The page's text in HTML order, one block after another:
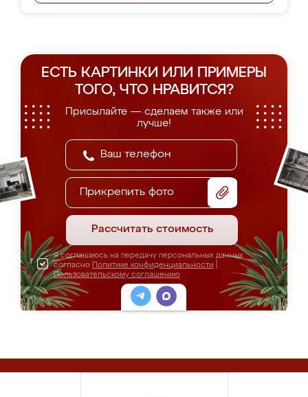
ЕСТЬ КАРТИНКИ ИЛИ ПРИМЕРЫ
ТОГО, ЧТО НРАВИТСЯ?
Присылайте — сделаем также или
лучше!
Прикрепить фото
Рассчитать стоимость
Я соглашаюсь на передачу персональных данных
согласно Политике конфиденциальности
Пользовательскому соглашению